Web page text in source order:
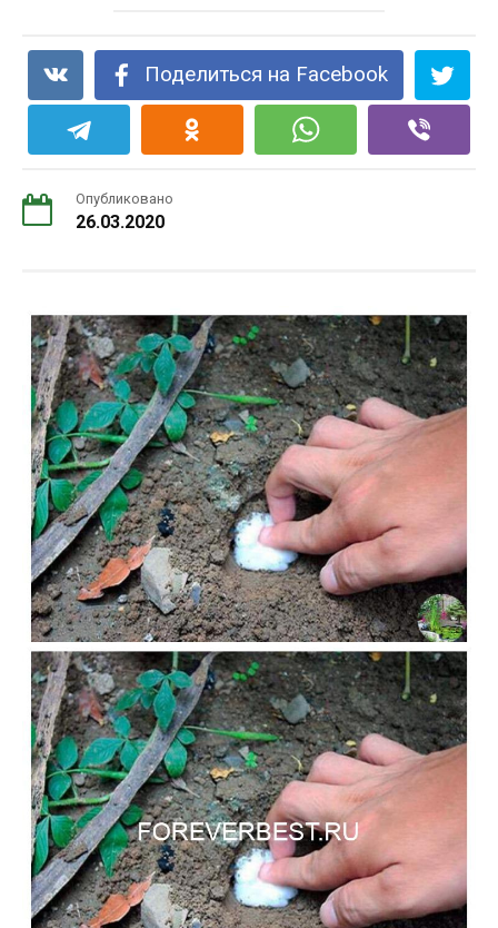
Поделиться на Facebook
Опубликовано
26.03.2020